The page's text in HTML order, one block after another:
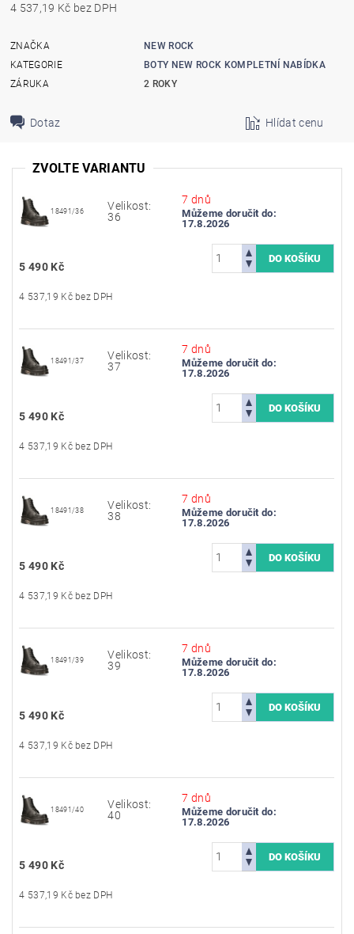
4 537,19 Kč bez DPH
ZNAČKA
NEW ROCK
KATEGORIE
BOTY NEW ROCK KOMPLETNÍ NABÍDKA
ZÁRUKA
2 ROKY
Dotaz Hlídat cenu
ZVOLTE VARIANTU
18491/36
Velikost:
36
7 dnů
Můžeme doručit do:
17.8.2026
5 490 Kč
4 537,19 Kč bez DPH
18491/37
Velikost:
37
7 dnů
Můžeme doručit do:
17.8.2026
5 490 Kč
4 537,19 Kč bez DPH
18491/38
Velikost:
38
7 dnů
Můžeme doručit do:
17.8.2026
5 490 Kč
4 537,19 Kč bez DPH
18491/39
Velikost:
39
7 dnů
Můžeme doručit do:
17.8.2026
5 490 Kč
4 537,19 Kč bez DPH
18491/40
Velikost:
40
7 dnů
Můžeme doručit do:
17.8.2026
5 490 Kč
4 537,19 Kč bez DPH